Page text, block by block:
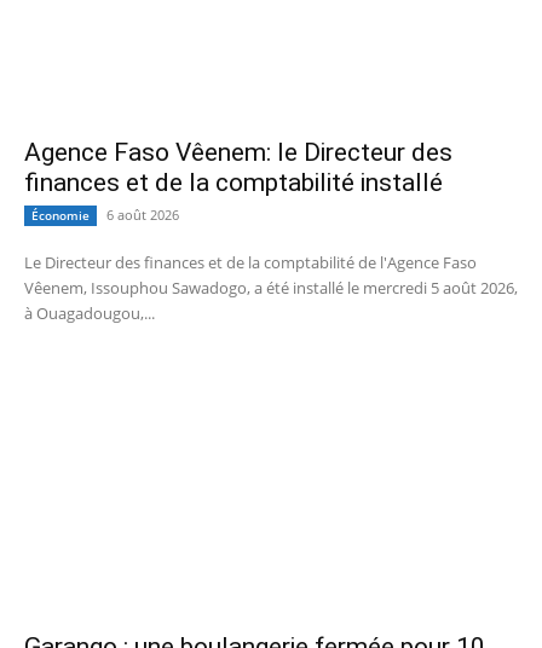
Agence Faso Vêenem: le Directeur des
finances et de la comptabilité installé
Économie 6 août 2026
Le Directeur des finances et de la comptabilité de l'Agence Faso
Vêenem, Issouphou Sawadogo, a été installé le mercredi 5 août 2026,
à Ouagadougou,...